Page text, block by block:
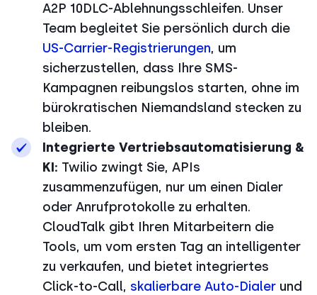
A2P 10DLC-Ablehnungsschleifen. Unser
Team begleitet Sie persönlich durch die
US-Carrier-Registrierungen, um
sicherzustellen, dass Ihre SMS-
Kampagnen reibungslos starten, ohne im
bürokratischen Niemandsland stecken zu
bleiben.
Integrierte Vertriebsautomatisierung &
KI: Twilio zwingt Sie, APIs
zusammenzufügen, nur um einen Dialer
oder Anrufprotokolle zu erhalten.
CloudTalk gibt Ihren Mitarbeitern die
Tools, um vom ersten Tag an intelligenter
zu verkaufen, und bietet integriertes
Click-to-Call, skalierbare Auto-Dialer und